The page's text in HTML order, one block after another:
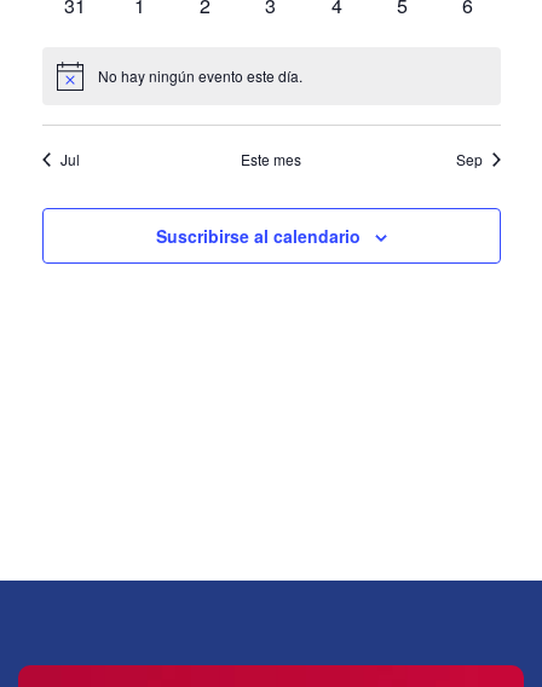
de
Aviso No hay ningún evento este día.
Jul Este mes Sep
Suscribirse al calendario